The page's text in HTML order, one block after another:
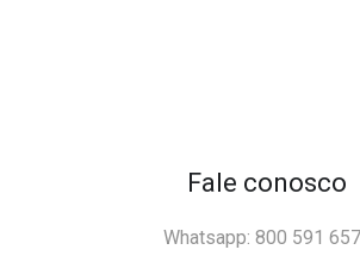
Fale conosco
Whatsapp: 800 591